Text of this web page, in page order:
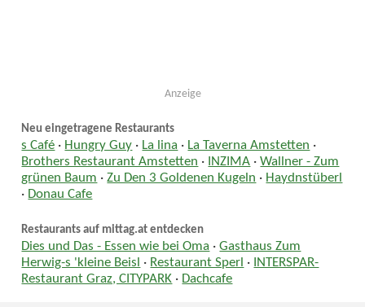
Anzeige
Neu eingetragene Restaurants
s Café · Hungry Guy · La lina · La Taverna Amstetten ·
Brothers Restaurant Amstetten · INZIMA ·Wallner - Zum
grünen Baum ·Zu Den 3 Goldenen Kugeln · Haydnstüberl
· Donau Cafe
Restaurants auf mittag.at entdecken
Dies und Das - Essen wie bei Oma ·Gasthaus Zum
Herwig-s 'kleine Beisl
· Restaurant Sperl ·
INTERSPAR-
Restaurant Graz, CITYPARK · Dachcafe